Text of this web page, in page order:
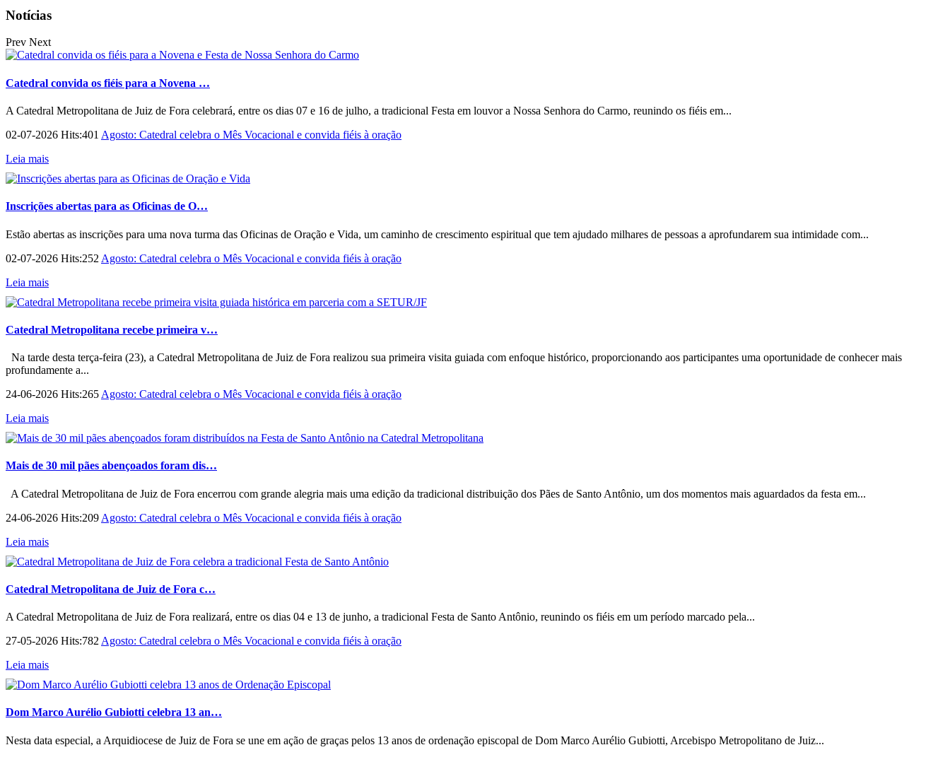
Notícias
Prev Next
Catedral convida os fiéis para a Novena …
A Catedral Metropolitana de Juiz de Fora celebrará, entre os dias 07 e 16 de julho, a tradicional Festa em louvor a Nossa Senhora do Carmo, reunindo os fiéis em...
02-07-2026 Hits:401 Agosto: Catedral celebra o Mês Vocacional e convida fiéis à oração
Leia mais
Inscrições abertas para as Oficinas de O…
Estão abertas as inscrições para uma nova turma das Oficinas de Oração e Vida, um caminho de crescimento espiritual que tem ajudado milhares de pessoas a aprofundarem sua intimidade com...
02-07-2026 Hits:252 Agosto: Catedral celebra o Mês Vocacional e convida fiéis à oração
Leia mais
Catedral Metropolitana recebe primeira v…
Na tarde desta terça-feira (23), a Catedral Metropolitana de Juiz de Fora realizou sua primeira visita guiada com enfoque histórico, proporcionando aos participantes uma oportunidade de conhecer mais
profundamente a...
24-06-2026 Hits:265 Agosto: Catedral celebra o Mês Vocacional e convida fiéis à oração
Leia mais
Mais de 30 mil pães abençoados foram dis…
A Catedral Metropolitana de Juiz de Fora encerrou com grande alegria mais uma edição da tradicional distribuição dos Pães de Santo Antônio, um dos momentos mais aguardados da festa em...
24-06-2026 Hits:209 Agosto: Catedral celebra o Mês Vocacional e convida fiéis à oração
Leia mais
Catedral Metropolitana de Juiz de Fora c…
A Catedral Metropolitana de Juiz de Fora realizará, entre os dias 04 e 13 de junho, a tradicional Festa de Santo Antônio, reunindo os fiéis em um período marcado pela...
27-05-2026 Hits:782 Agosto: Catedral celebra o Mês Vocacional e convida fiéis à oração
Leia mais
Dom Marco Aurélio Gubiotti celebra 13 an…
Nesta data especial, a Arquidiocese de Juiz de Fora se une em ação de graças pelos 13 anos de ordenação episcopal de Dom Marco Aurélio Gubiotti, Arcebispo Metropolitano de Juiz...